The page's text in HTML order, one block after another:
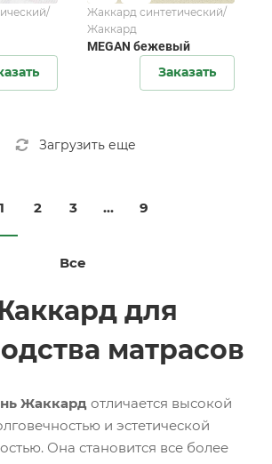
Жаккард синтетический/
Жаккард
MEGAN бежевый
Заказать
Загрузить еще
1 2 3 ... 9
Все
для
матрасов
Жаккард отличается высокой
и эстетической
Она становится все более